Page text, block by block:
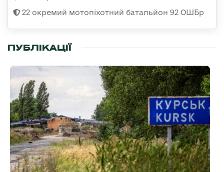
22 окремий мотопіхотний батальйон 92 ОШБр
ПУБЛІКАЦІЇ